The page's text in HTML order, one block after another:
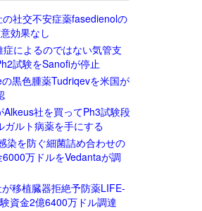
社交不安症薬fasedienolの
効果なし
によるのではない気管支
試験をSanofiが停止
黒色腫薬Tudriqevを米国が
Alkeus社を買ってPh3試験段
ガルト病薬を手にする
染を防ぐ細菌詰め合わせの
万ドルをVedantaが調
移植臓器拒絶予防薬LIFE-
資金2億6400万ドル調達